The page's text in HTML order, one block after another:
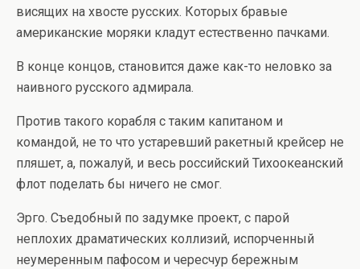
висящих на хвосте русских. Которых бравые
американские моряки кладут естественно пачками.
В конце концов, становится даже как-то неловко за
наивного русского адмирала.
Против такого корабля с таким капитаном и
командой, не то что устаревший ракетный крейсер не
пляшет, а, пожалуй, и весь российский Тихоокеанский
флот поделать бы ничего не смог.
Эрго. Съедобный по задумке проект, с парой
неплохих драматических коллизий, испорченный
неумеренным пафосом и чересчур бережным